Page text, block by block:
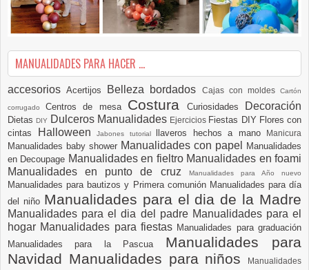
MANUALIDADES PARA HACER ...
accesoriosAcertijos Belleza bordados Cajas con moldesCartón
corrugadoCentros de mesa Costura Curiosidades Decoración
DietasDIY Dulceros Manualidades Ejercicios Fiestas DIY Flores con
cintas
Halloween Jabones tutorial llaveros hechos a mano Manicura
Manualidades baby shower Manualidades con papel
Manualidades
en Decoupage Manualidades en fieltro Manualidades en foami
Manualidades en punto de cruz
Manualidades para Año nuevo
Manualidades para bautizos y Primera comunión Manualidades para día
del niño Manualidades para el dia de la Madre
Manualidades para el dia del padre Manualidades para el
hogar Manualidades para fiestas Manualidades para graduación
Manualidades para la Pascua Manualidades para
Navidad Manualidades para niños
Manualidades